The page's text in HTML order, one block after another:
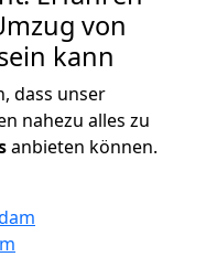
von
kann
dass unser
nahezu alles zu
anbieten können.